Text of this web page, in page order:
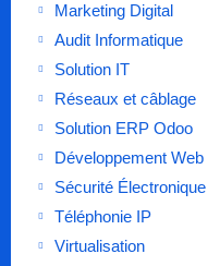
Marketing Digital
Audit Informatique
Solution IT
Réseaux et câblage
Solution ERP Odoo
Développement Web
Sécurité Électronique
Téléphonie IP
Virtualisation